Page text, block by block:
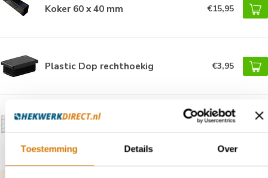
Toestemming Details Over
Koker 60 x 40 mm €15,95
Plastic Dop rechthoekig €3,95
Dubbelstaafmat Excellent - €45,95